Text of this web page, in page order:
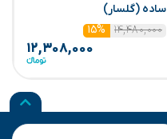
ساده (گلسار)
۱۴,۴۸۰,۰۰۰
۱۵%
۱۲,۳۰۸,۰۰۰